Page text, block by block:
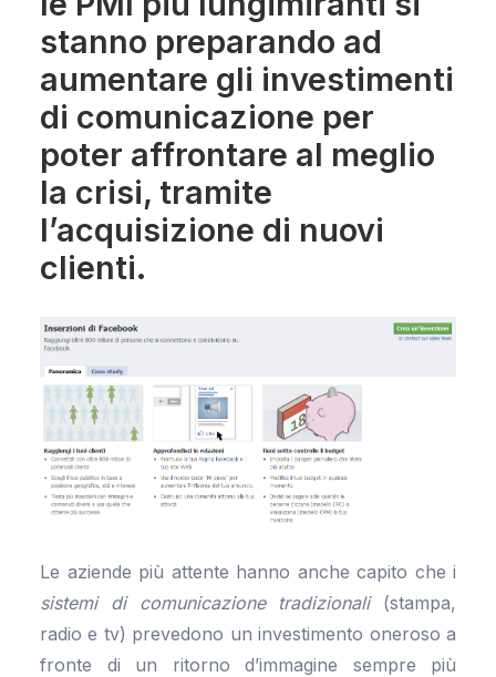
stanno preparando ad
aumentare gli investimenti
di comunicazione per
poter affrontare al meglio
la crisi, tramite
l’acquisizione di nuovi
clienti.
Le aziende più attente hanno anche capito che i
sistemi di comunicazione tradizionali(stampa,
radio e tv) prevedono un investimento oneroso a
fronte di un ritorno d’immagine sempre più